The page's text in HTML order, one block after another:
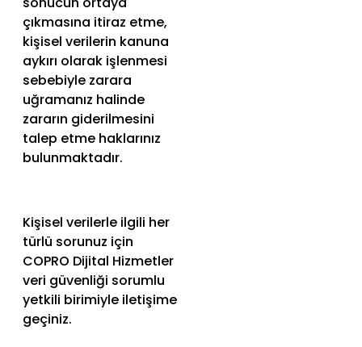
çıkmasına itiraz etme,
kişisel verilerin kanuna
aykırı olarak işlenmesi
sebebiyle zarara
uğramanız halinde
zararın giderilmesini
talep etme haklarınız
bulunmaktadır.
Kişisel verilerle ilgili her
türlü sorunuz için
COPRO Dijital Hizmetler
veri güvenliği sorumlu
yetkili birimiyle iletişime
geçiniz.